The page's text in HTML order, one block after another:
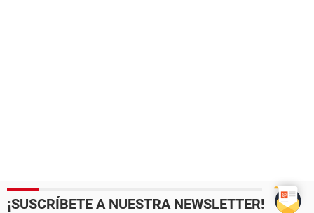
¡SUSCRÍBETE A NUESTRA NEWSLETTER!